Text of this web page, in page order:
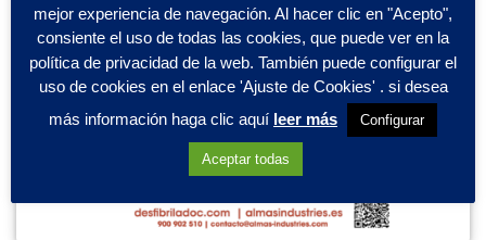
mejor experiencia de navegación. Al hacer clic en "Acepto",
consiente el uso de todas las cookies, que puede ver en la
política de privacidad de la web. También puede configurar el
uso de cookies en el enlace 'Ajuste de Cookies' . si desea
más información haga clic aquí leer más Configurar
Aceptar todas